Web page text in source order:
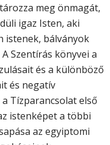
meg önmagát,
igaz Isten, aki
istenek, bálványok
Szentírás könyvei a
és a különböző
és negatív
Tízparancsolat első
istenképet a többi
az egyiptomi